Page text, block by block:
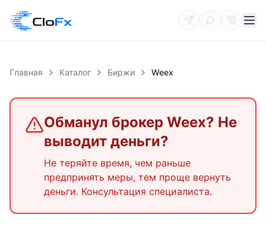
Главная Каталог Биржи Weex
Обманул брокер Weex? Не
выводит деньги?
Не теряйте время, чем раньше
предпринять меры, тем проще вернуть
деньги. Консультация специалиста.